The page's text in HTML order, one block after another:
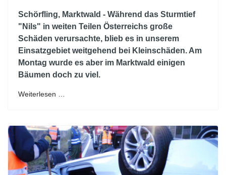
Schörfling, Marktwald - Während das Sturmtief
"Nils" in weiten Teilen Österreichs große
Schäden verursachte, blieb es in unserem
Einsatzgebiet weitgehend bei Kleinschäden. Am
Montag wurde es aber im Marktwald einigen
Bäumen doch zu viel.
Weiterlesen …